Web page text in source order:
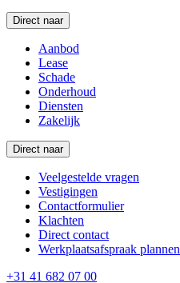
Direct naar
Aanbod
Lease
Schade
Onderhoud
Diensten
Zakelijk
Direct naar
Veelgestelde vragen
Vestigingen
Contactformulier
Klachten
Direct contact
Werkplaatsafspraak plannen
+31 41 682 07 00